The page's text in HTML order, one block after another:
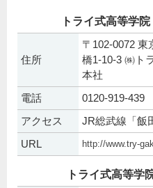
トライ式高等学
住所
〒102-0072 東
橋1-10-3 ㈱ト
本社
電話
0120-919-439
アクセス
JR総武線「飯
URL
http://www.try-
トライ式高等